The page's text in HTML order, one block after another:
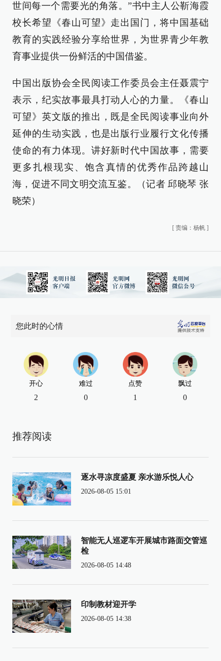
世间每一个需要光的角落。”书中主人公靳海霞
校长希望《春山可望》走出国门，将中国基础
教育的实践经验分享给世界，为世界青少年教
育事业提供一份鲜活的中国借鉴。
中国出版协会全民阅读工作委员会主任聂震宁
表示，纪实故事最具打动人心的力量。《春山
可望》英文版的推出，既是全民阅读事业向外
延伸的生动实践，也是出版行业履行文化传播
使命的有力体现。讲好新时代中国故事，需要
更多扎根现实、饱含真情的优秀作品跨越山
海，促进不同文明交流互鉴。（记者 邱晓琴 张
晓荣）
[ 责编：杨帆 ]
您此时的心情
开心
2
难过
0
点赞
1
飘过
0
推荐阅读
逐水寻凉度盛夏 亲水游乐悦人心
2026-08-05 15:01
智能无人巡逻车开展城市路面交管巡
检
2026-08-05 14:48
印制教材迎开学
2026-08-05 14:38